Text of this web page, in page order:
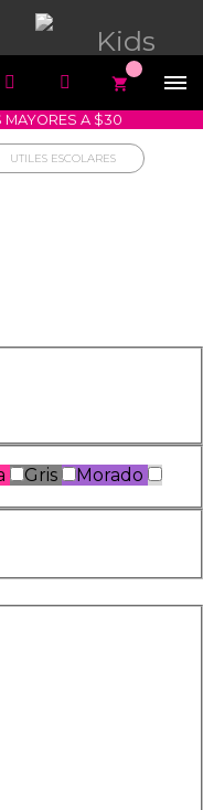
  
DEVOLUCIÓN SIN COSTO
MAYORES A $30
UTILES ESCOLARES
Gris
Morado